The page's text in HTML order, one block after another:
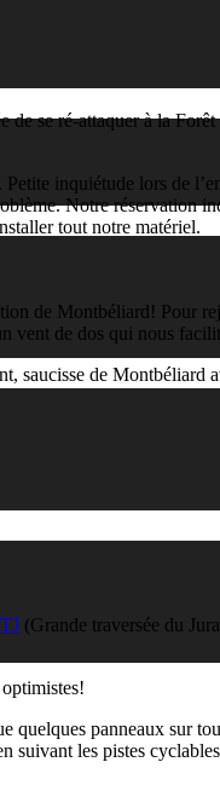
de se ré-attaquer à la
inquiétude lors de
Notre réservation
tout notre matériel.
de Montbéliard! Pour
vent de dos qui nous
saucisse de Montbéliard
(Grande traversée du
quelques panneaux sur
suivant les pistes